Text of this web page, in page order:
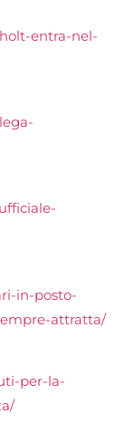
entra-nel-
in-posto-
attratta/
per-la-